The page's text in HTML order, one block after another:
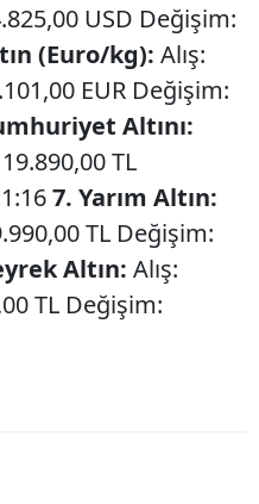
USD Değişim:
(Euro/kg): Alış:
EUR Değişim:
Altını:
TL
7. Yarım Altın:
TL Değişim:
Altın: Alış:
TL Değişim: